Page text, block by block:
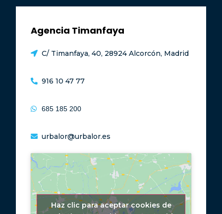
Agencia Timanfaya
C/ Timanfaya, 40, 28924 Alcorcón, Madrid
916 10 47 77
685 185 200
urbalor@urbalor.es
Haz clic para aceptar cookies de